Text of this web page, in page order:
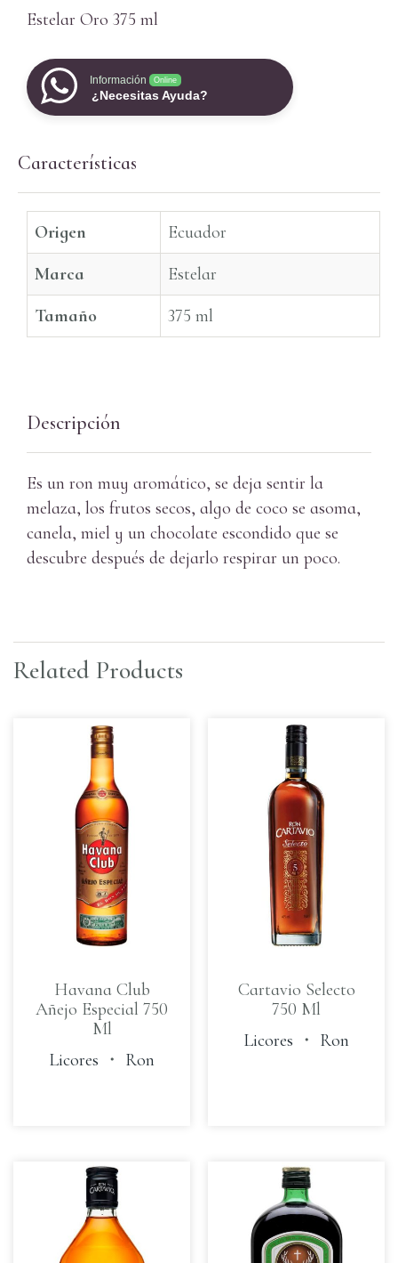
Estelar Oro 375 ml
Información Online
¿Necesitas Ayuda?
Características
Origen
Ecuador
Marca
Estelar
Tamaño
375 ml
Descripción
Es un ron muy aromático, se deja sentir la
melaza, los frutos secos, algo de coco se asoma,
canela, miel y un chocolate escondido que se
descubre después de dejarlo respirar un poco.
Related Products
Havana Club
Añejo Especial 750
Ml
Licores ・ Ron
Cartavio Selecto
750 Ml
Licores ・ Ron